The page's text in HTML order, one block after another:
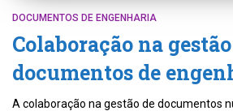
DOCUMENTOS DE ENGENHARIA
Colaboração na
documentos de
A colaboração na gestão de documentos